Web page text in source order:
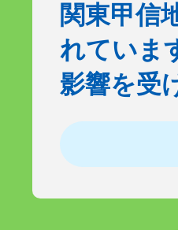
関東甲信
れていま
影響を受